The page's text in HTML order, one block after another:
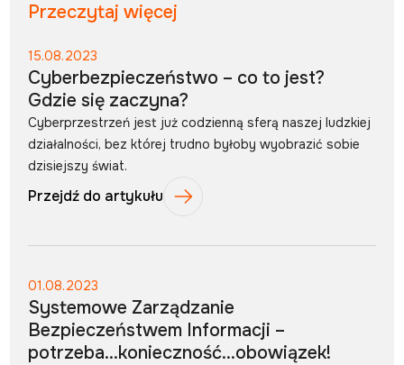
Przeczytaj więcej
15.08.2023
Cyberbezpieczeństwo – co to jest?
Gdzie się zaczyna?
Cyberprzestrzeń jest już codzienną sferą naszej ludzkiej
działalności, bez której trudno byłoby wyobrazić sobie
dzisiejszy świat.
Przejdź do artykułu
01.08.2023
Systemowe Zarządzanie
Bezpieczeństwem Informacji –
potrzeba…konieczność…obowiązek!